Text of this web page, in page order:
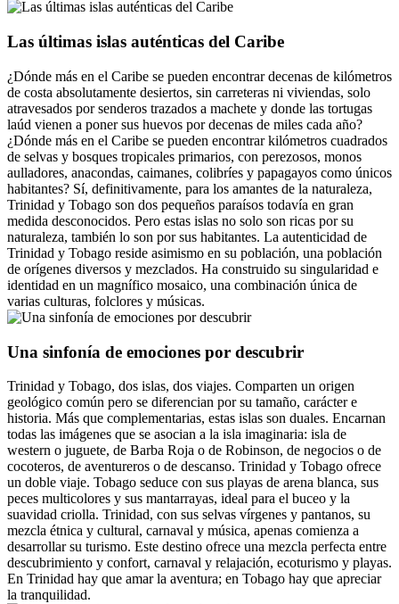
Las últimas islas auténticas del Caribe
¿Dónde más en el Caribe se pueden encontrar decenas de kilómetros
de costa absolutamente desiertos, sin carreteras ni viviendas, solo
atravesados por senderos trazados a machete y donde las tortugas
laúd vienen a poner sus huevos por decenas de miles cada año?
¿Dónde más en el Caribe se pueden encontrar kilómetros cuadrados
de selvas y bosques tropicales primarios, con perezosos, monos
aulladores, anacondas, caimanes, colibríes y papagayos como únicos
habitantes? Sí, definitivamente, para los amantes de la naturaleza,
Trinidad y Tobago son dos pequeños paraísos todavía en gran
medida desconocidos. Pero estas islas no solo son ricas por su
naturaleza, también lo son por sus habitantes. La autenticidad de
Trinidad y Tobago reside asimismo en su población, una población
de orígenes diversos y mezclados. Ha construido su singularidad e
identidad en un magnífico mosaico, una combinación única de
varias culturas, folclores y músicas.
Una sinfonía de emociones por descubrir
Trinidad y Tobago, dos islas, dos viajes. Comparten un origen
geológico común pero se diferencian por su tamaño, carácter e
historia. Más que complementarias, estas islas son duales. Encarnan
todas las imágenes que se asocian a la isla imaginaria: isla de
western o juguete, de Barba Roja o de Robinson, de negocios o de
cocoteros, de aventureros o de descanso. Trinidad y Tobago ofrece
un doble viaje. Tobago seduce con sus playas de arena blanca, sus
peces multicolores y sus mantarrayas, ideal para el buceo y la
suavidad criolla. Trinidad, con sus selvas vírgenes y pantanos, su
mezcla étnica y cultural, carnaval y música, apenas comienza a
desarrollar su turismo. Este destino ofrece una mezcla perfecta entre
descubrimiento y confort, carnaval y relajación, ecoturismo y playas.
En Trinidad hay que amar la aventura; en Tobago hay que apreciar
la tranquilidad.